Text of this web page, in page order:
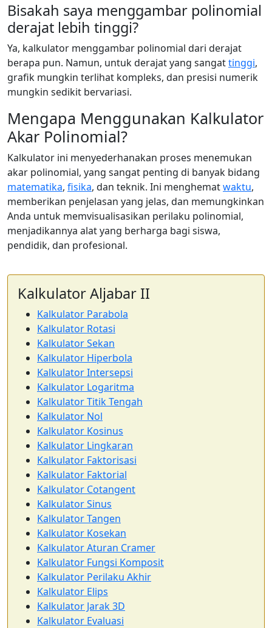
Bisakah saya menggambar polinomial
derajat lebih tinggi?
Ya, kalkulator menggambar polinomial dari derajat
berapa pun. Namun, untuk derajat yang sangattinggi,
grafik mungkin terlihat kompleks, dan presisi numerik
mungkin sedikit bervariasi.
Mengapa Menggunakan Kalkulator
Akar Polinomial?
Kalkulator ini menyederhanakan proses menemukan
akar polinomial, yang sangat penting di banyak bidang
matematika, fisika, dan teknik. Ini menghematwaktu,
memberikan penjelasan yang jelas, dan memungkinkan
Anda untuk memvisualisasikan perilaku polinomial,
menjadikannya alat yang berharga bagi siswa,
pendidik, dan profesional.
Kalkulator Aljabar II
Kalkulator Parabola
Kalkulator Rotasi
Kalkulator Sekan
Kalkulator Hiperbola
Kalkulator Intersepsi
Kalkulator Logaritma
Kalkulator Titik Tengah
Kalkulator Nol
Kalkulator Kosinus
Kalkulator Lingkaran
Kalkulator Faktorisasi
Kalkulator Faktorial
Kalkulator Cotangent
Kalkulator Sinus
Kalkulator Tangen
Kalkulator Kosekan
Kalkulator Aturan Cramer
Kalkulator Fungsi Komposit
Kalkulator Perilaku Akhir
Kalkulator Elips
Kalkulator Jarak 3D
Kalkulator Evaluasi